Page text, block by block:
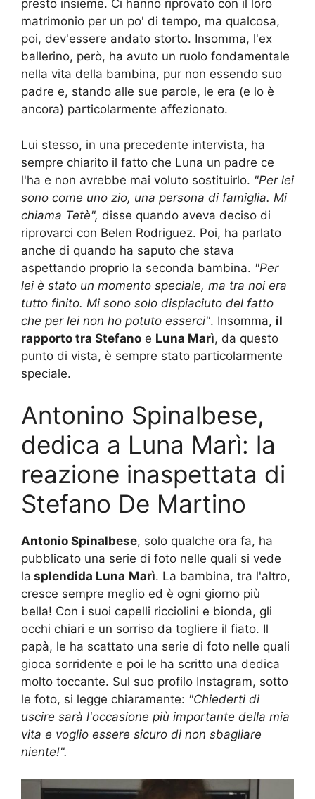
presto insieme. Ci hanno riprovato con il loro
matrimonio per un po' di tempo, ma qualcosa,
poi, dev'essere andato storto. Insomma, l'ex
ballerino, però, ha avuto un ruolo fondamentale
nella vita della bambina, pur non essendo suo
padre e, stando alle sue parole, le era (e lo è
ancora) particolarmente affezionato.
Lui stesso, in una precedente intervista, ha
sempre chiarito il fatto che Luna un padre ce
l'ha e non avrebbe mai voluto sostituirlo. "Per lei
sono come uno zio, una persona di famiglia. Mi
chiama Tetè", disse quando aveva deciso di
riprovarci con Belen Rodriguez. Poi, ha parlato
anche di quando ha saputo che stava
aspettando proprio la seconda bambina. "Per
lei è stato un momento speciale, ma tra noi era
tutto finito. Mi sono solo dispiaciuto del fatto
che per lei non ho potuto esserci". Insomma, il
rapporto tra Stefano e Luna Marì, da questo
punto di vista, è sempre stato particolarmente
speciale.
Antonino Spinalbese,
dedica a Luna Marì: la
reazione inaspettata di
Stefano De Martino
Antonio Spinalbese, solo qualche ora fa, ha
pubblicato una serie di foto nelle quali si vede
la splendida Luna Marì. La bambina, tra l'altro,
cresce sempre meglio ed è ogni giorno più
bella! Con i suoi capelli ricciolini e bionda, gli
occhi chiari e un sorriso da togliere il fiato. Il
papà, le ha scattato una serie di foto nelle quali
gioca sorridente e poi le ha scritto una dedica
molto toccante. Sul suo profilo Instagram, sotto
le foto, si legge chiaramente: "Chiederti di
uscire sarà l'occasione più importante della mia
vita e voglio essere sicuro di non sbagliare
niente!".